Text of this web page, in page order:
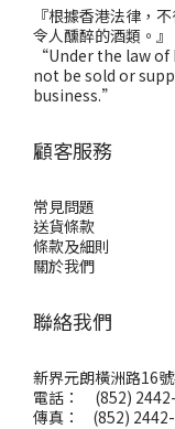
『根據香港法律，
令人醺醉的酒類。』
“Under the law
not be sold or
business.”
顧客服務
常見問題
送貨條款
條款及細則
關於我們
聯絡我們
新界元朗橫洲路16
電話： (852)
傳真： (852)